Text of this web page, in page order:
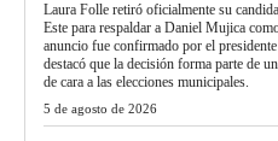
Laura Folle retiró oficialmente su
Este para respaldar a Daniel Mujica
anuncio fue confirmado por el
destacó que la decisión forma parte de
de cara a las elecciones municipales.
5 de agosto de 2026